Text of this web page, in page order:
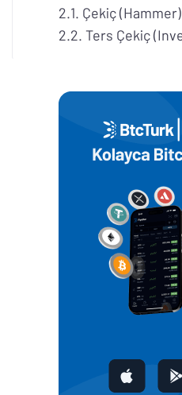
Çekiç (Hammer)
Ters Çekiç